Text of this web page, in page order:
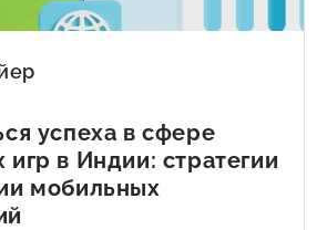
более затратной. То, что
ставок,
в новую...
привлечению
успеха в сфере
в Индии: стратегии
мобильных